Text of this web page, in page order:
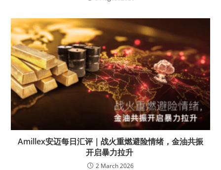
Amillex安迈每日汇评｜战火重燃避险情绪，金油共振
开启暴力拉升
2 March 2026